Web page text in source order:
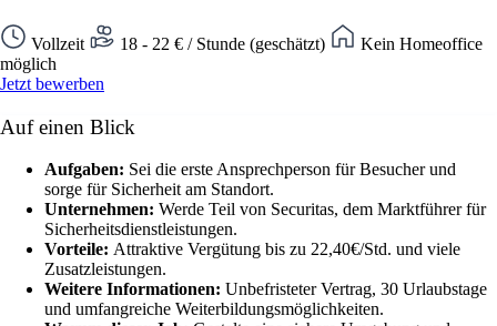
Vollzeit 18 - 22 € / Stunde (geschätzt)
Kein Homeoffice
möglich
Jetzt bewerben
Auf einen Blick
Aufgaben: Sei die erste Ansprechperson für Besucher und
sorge für Sicherheit am Standort.
Unternehmen: Werde Teil von Securitas, dem Marktführer für
Sicherheitsdienstleistungen.
Vorteile: Attraktive Vergütung bis zu 22,40€/Std. und viele
Zusatzleistungen.
Weitere Informationen: Unbefristeter Vertrag, 30 Urlaubstage
und umfangreiche Weiterbildungsmöglichkeiten.